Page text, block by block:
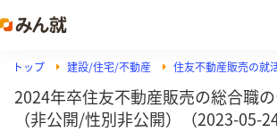
トップ 建設/住宅/不動産 住友不動産販売の就
2024年卒住友不動産販売の総合職
（非公開/性別非公開）（2023-05-